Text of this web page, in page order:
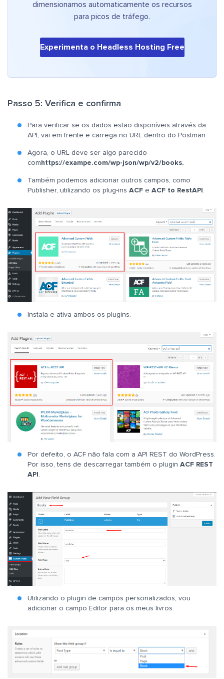
dimensionamos automaticamente os recursos
para picos de tráfego.
Experimenta o Headless Hosting Free
Passo 5: Verifica e confirma
Para verificar se os dados estão disponíveis através da
API, vai em frente e carrega no URL dentro do Postman.
Agora, o URL deve ser algo parecido
comhttps://exampe.com/wp-json/wp/v2/books.
Também podemos adicionar outros campos, como
Publisher, utilizando os plug-ins ACF e ACF to RestAPI
Instala e ativa ambos os plugins.
Por defeito, o ACF não fala com a API REST do WordPress.
Por isso, tens de descarregar também o plugin ACF REST
API .
Utilizando o plugin de campos personalizados, vou
adicionar o campo Editor para os meus livros.